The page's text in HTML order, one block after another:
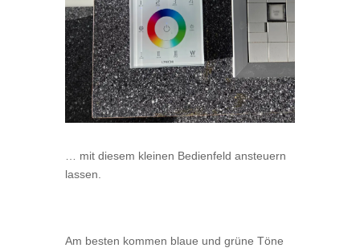
… mit diesem kleinen Bedienfeld ansteuern
lassen.
Am besten kommen blaue und grüne Töne